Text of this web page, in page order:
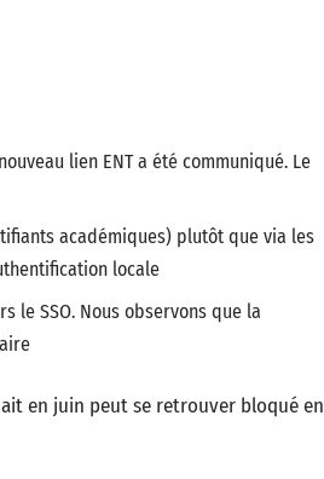
lien ENT a été communiqué. Le
académiques) plutôt que via les
locale
le SSO. Nous observons que la
en juin peut se retrouver bloqué en